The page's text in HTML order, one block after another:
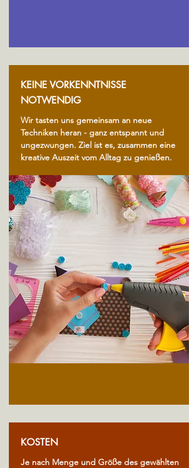
KEINE VORKENNTNISSE
NOTWENDIG
Wir tasten uns gemeinsam an neue
Techniken heran - ganz entspannt und
ungezwungen. Ziel ist es, zusammen eine
kreative Auszeit vom Alltag zu genießen.
KOSTEN
Je nach Menge und Größe des gewählten